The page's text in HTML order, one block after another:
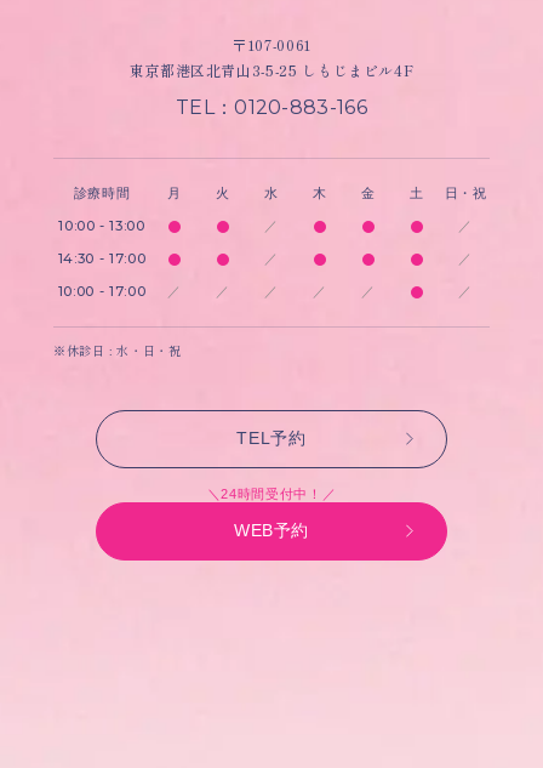
〒107-0061
東京都港区北青山3-5-25 しもじまビル4F
TEL：0120-883-166
診療時間 月 火 水 木 金 土 日・祝
10:00 - 13:00 ／ ／
14:30 - 17:00 ／ ／
10:00 - 17:00 ／ ／ ／ ／ ／ ／
※休診日 : 水・日・祝
TEL予約
＼24時間受付中！／
WEB予約